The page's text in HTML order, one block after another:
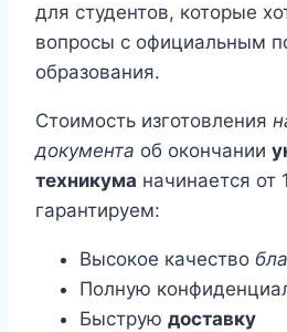
для студентов, которые
вопросы с официальным
образования.
Стоимость изготовления
документа об окончании
техникума начинается
гарантируем:
Высокое качество
Полную
Быструю доставку